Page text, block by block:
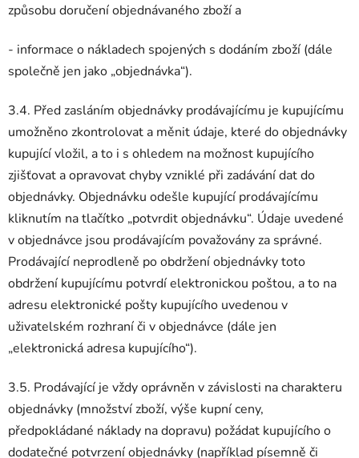
způsobu doručení objednávaného zboží a
- informace o nákladech spojených s dodáním zboží (dále
společně jen jako „objednávka“).
3.4. Před zasláním objednávky prodávajícímu je kupujícímu
umožněno zkontrolovat a měnit údaje, které do objednávky
kupující vložil, a to i s ohledem na možnost kupujícího
zjišťovat a opravovat chyby vzniklé při zadávání dat do
objednávky. Objednávku odešle kupující prodávajícímu
kliknutím na tlačítko „potvrdit objednávku“. Údaje uvedené
v objednávce jsou prodávajícím považovány za správné.
Prodávající neprodleně po obdržení objednávky toto
obdržení kupujícímu potvrdí elektronickou poštou, a to na
adresu elektronické pošty kupujícího uvedenou v
uživatelském rozhraní či v objednávce (dále jen
„elektronická adresa kupujícího“).
3.5. Prodávající je vždy oprávněn v závislosti na charakteru
objednávky (množství zboží, výše kupní ceny,
předpokládané náklady na dopravu) požádat kupujícího o
dodatečné potvrzení objednávky (například písemně či